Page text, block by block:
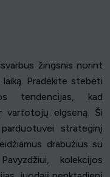
žingsnis norint
laiką. Pradėkite stebėti
tendencijas, kad
vartotojų elgseną. Ši
strateginį
drabužius su
kolekcijos